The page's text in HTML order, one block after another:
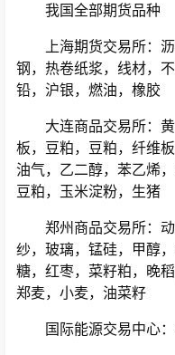
我国全部期货品种
上海期货交易所：沥
钢，热卷纸浆，线材，
铅，沪银，燃油，橡胶
大连商品交易所：黄
板，豆粕，豆粕，纤维
油气，乙二醇，苯乙烯
豆粕，玉米淀粉，生猪
郑州商品交易所：动
纱，玻璃，锰硅，甲醇
糖，红枣，菜籽粕，晚
郑麦，小麦，油菜籽
国际能源交易中心：